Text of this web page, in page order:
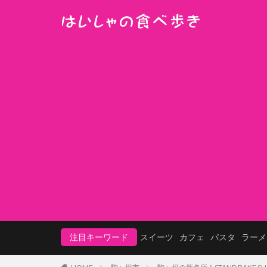
注目キーワード スイーツ カフェ パスタ ラー